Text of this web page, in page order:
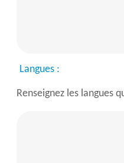
Langues :
Renseignez les langues